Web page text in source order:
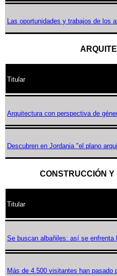
Las oportunidades y trabajos de los
Titular
Arquitectura con perspectiva de
Descubren en Jordania "el plano
CONSTRUCCIÓN
Titular
Se buscan albañiles: así se
Más de 4.500 visitantes han